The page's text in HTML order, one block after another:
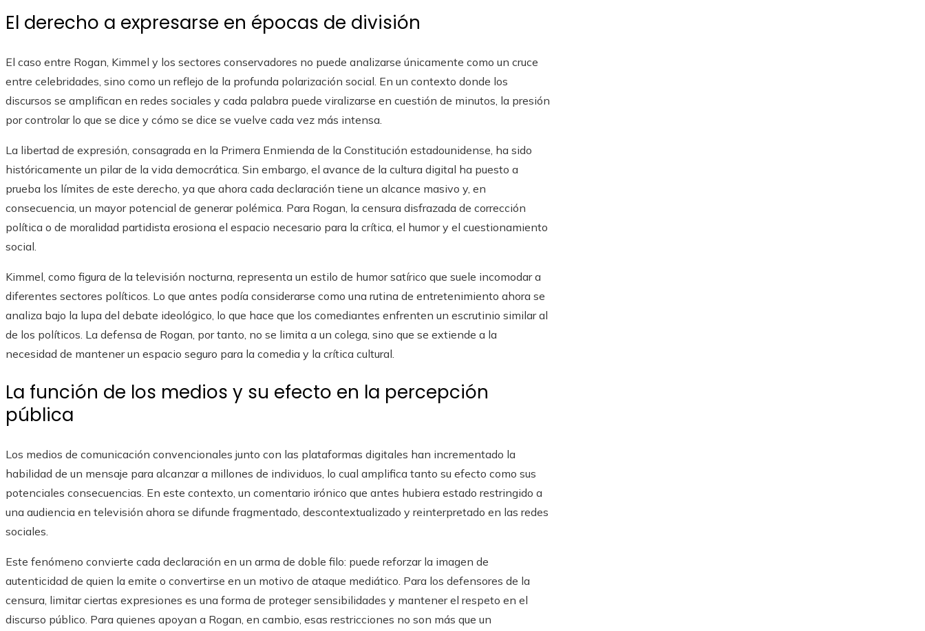
El derecho a expresarse en épocas de división
El caso entre Rogan, Kimmel y los sectores conservadores no puede analizarse únicamente como un cruce
entre celebridades, sino como un reflejo de la profunda polarización social. En un contexto donde los
discursos se amplifican en redes sociales y cada palabra puede viralizarse en cuestión de minutos, la presión
por controlar lo que se dice y cómo se dice se vuelve cada vez más intensa.
La libertad de expresión, consagrada en la Primera Enmienda de la Constitución estadounidense, ha sido
históricamente un pilar de la vida democrática. Sin embargo, el avance de la cultura digital ha puesto a
prueba los límites de este derecho, ya que ahora cada declaración tiene un alcance masivo y, en
consecuencia, un mayor potencial de generar polémica. Para Rogan, la censura disfrazada de corrección
política o de moralidad partidista erosiona el espacio necesario para la crítica, el humor y el cuestionamiento
social.
Kimmel, como figura de la televisión nocturna, representa un estilo de humor satírico que suele incomodar a
diferentes sectores políticos. Lo que antes podía considerarse como una rutina de entretenimiento ahora se
analiza bajo la lupa del debate ideológico, lo que hace que los comediantes enfrenten un escrutinio similar al
de los políticos. La defensa de Rogan, por tanto, no se limita a un colega, sino que se extiende a la
necesidad de mantener un espacio seguro para la comedia y la crítica cultural.
La función de los medios y su efecto en la percepción
pública
Los medios de comunicación convencionales junto con las plataformas digitales han incrementado la
habilidad de un mensaje para alcanzar a millones de individuos, lo cual amplifica tanto su efecto como sus
potenciales consecuencias. En este contexto, un comentario irónico que antes hubiera estado restringido a
una audiencia en televisión ahora se difunde fragmentado, descontextualizado y reinterpretado en las redes
sociales.
Este fenómeno convierte cada declaración en un arma de doble filo: puede reforzar la imagen de
autenticidad de quien la emite o convertirse en un motivo de ataque mediático. Para los defensores de la
censura, limitar ciertas expresiones es una forma de proteger sensibilidades y mantener el respeto en el
discurso público. Para quienes apoyan a Rogan, en cambio, esas restricciones no son más que un